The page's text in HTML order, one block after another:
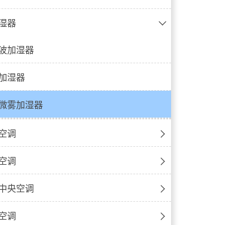
调
湿机
除湿机
机
湿机
湿机
降温除湿机
降温除湿机
除湿机
除湿机
湿机组
湿机
机
除湿机
降温除湿机
降温除湿机
调温除湿机
器
湿机
器
加湿器
湿器
雾加湿器
调
挂式
柜式
花机
调
挂式
柜式
央空调
内机
调